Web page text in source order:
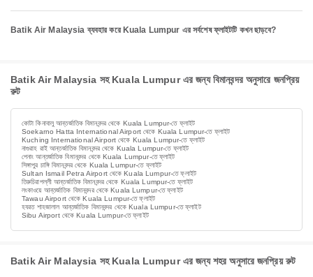
Batik Air Malaysia ব্যবহার করে Kuala Lumpur এর সর্বশেষ ফ্লাইটটি কখন ছাড়বে?
Batik Air Malaysia সহ Kuala Lumpur এর জন্য বিমানবন্দর অনুসারে জনপ্রিয়
রুট
কোটা কিনাবালু আন্তর্জাতিক বিমানবন্দর থেকে Kuala Lumpur-তে ফ্লাইট
Soekarno Hatta International Airport থেকে Kuala Lumpur-তে ফ্লাইট
Kuching International Airport থেকে Kuala Lumpur-তে ফ্লাইট
নাগুরাহ রাই আন্তর্জাতিক বিমানবন্দর থেকে Kuala Lumpur-তে ফ্লাইট
পেনাং আন্তর্জাতিক বিমানবন্দর থেকে Kuala Lumpur-তে ফ্লাইট
সিঙ্গাপুর চাঙ্গি বিমানবন্দর থেকে Kuala Lumpur-তে ফ্লাইট
Sultan Ismail Petra Airport থেকে Kuala Lumpur-তে ফ্লাইট
তিরুচিরাপল্লী আন্তর্জাতিক বিমানবন্দর থেকে Kuala Lumpur-তে ফ্লাইট
লংকাওয়ে আন্তর্জাতিক বিমানবন্দর থেকে Kuala Lumpur-তে ফ্লাইট
Tawau Airport থেকে Kuala Lumpur-তে ফ্লাইট
হযরত শাহজালাল আন্তর্জাতিক বিমানবন্দর থেকে Kuala Lumpur-তে ফ্লাইট
Sibu Airport থেকে Kuala Lumpur-তে ফ্লাইট
Batik Air Malaysia সহ Kuala Lumpur এর জন্য শহর অনুসারে জনপ্রিয় রুট